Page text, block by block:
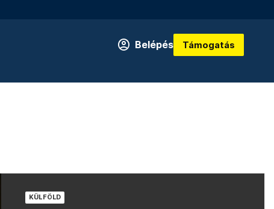
Belépés Támogatás
KÜLFÖLD